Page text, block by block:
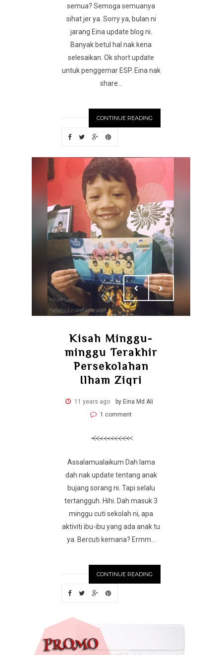
semua? Semoga semuanya
sihat jer ya. Sorry ya, bulan ni
jarang Eina update blog ni.
Banyak betul hal nak kena
selesaikan. Ok short update
untuk penggemar ESP. Eina nak
share...
CONTINUE READING
Kisah Minggu-
minggu Terakhir
Persekolahan
Ilham Ziqri
11 years ago
by Eina Md Ali
1 comment
Assalamualaikum Dah lama
dah nak update tentang anak
bujang sorang ni. Tapi selalu
tertangguh. Hihi. Dah masuk 3
minggu cuti sekolah ni, apa
aktiviti ibu-ibu yang ada anak tu
ya. Bercuti kemana? Ermm...
CONTINUE READING